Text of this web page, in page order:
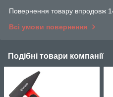
Повернення товару впродовж
Всі умови повернення
Подібні товари компанії